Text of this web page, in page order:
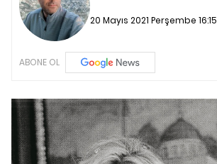
20 Mayıs 2021 Perşembe 16:15
ABONE OL